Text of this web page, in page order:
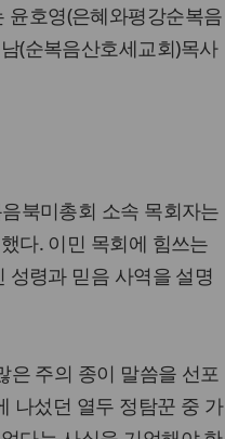
윤호영(은혜와평강순복음
(순복음산호세교회)목사
북미총회 소속 목회자는
다. 이민 목회에 힘쓰는
령과 믿음 사역을 설명
은 주의 종이 말씀을 선포
나섰던 열두 정탐꾼 중 가